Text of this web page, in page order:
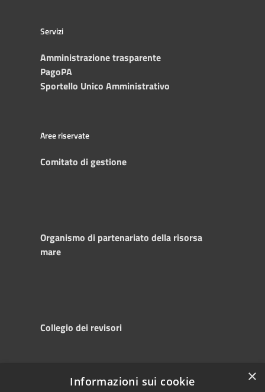
Servizi
Amministrazione trasparente
PagoPA
Sportello Unico Amministrativo
Aree riservate
Comitato di gestione
Organismo di partenariato della risorsa
mare
Collegio dei revisori
Copyright © 2025
×
Informazioni sui cookie